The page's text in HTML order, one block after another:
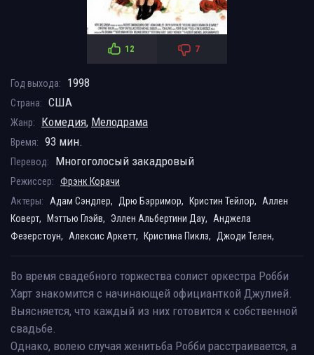
12 7
Год выхода: 1998
Страна: США
Жанр: Комедия, Мелодрама
Время: 93 мин.
Перевод: Многоголосый закадровый
Режиссер:
Фрэнк Корачи
Актеры:
Адам Сэндлер, Дрю Бэрримор, Кристин Тейлор,
Аллен
Коверт,
Мэттью Глэйв, Эллен Альбертини Дау,
Анджела
Фезерстоун,
Алексис Аркетт, Кристина Пиклз, Джоди Телен,
Во время свадебного торжества солист оркестра Робби
Харт знакомится с начинающей официанткой Джулией.
Выясняется, что каждый из них готовится к собственной
свадьбе.
Однако, волею случая женитьба Робби расстраивается, а